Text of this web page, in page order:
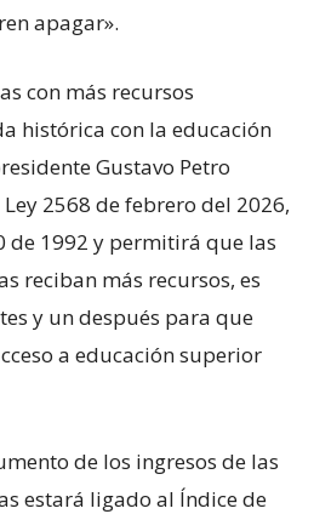
apagar».
​​con más recursos
histórica con la educación
Gustavo Petro
2568 de febrero del 2026,
de 1992 y permitirá que las
reciban más recursos, es
y un después para que
a educación superior
de los ingresos de las
estará ligado al Índice de